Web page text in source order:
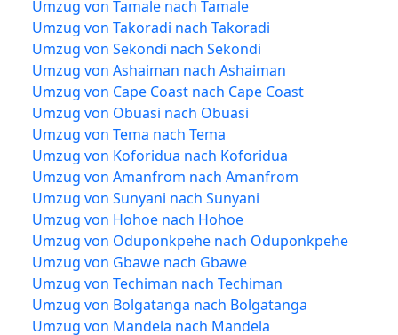
Umzug von Tamale nach Tamale
Umzug von Takoradi nach Takoradi
Umzug von Sekondi nach Sekondi
Umzug von Ashaiman nach Ashaiman
Umzug von Cape Coast nach Cape Coast
Umzug von Obuasi nach Obuasi
Umzug von Tema nach Tema
Umzug von Koforidua nach Koforidua
Umzug von Amanfrom nach Amanfrom
Umzug von Sunyani nach Sunyani
Umzug von Hohoe nach Hohoe
Umzug von Oduponkpehe nach Oduponkpehe
Umzug von Gbawe nach Gbawe
Umzug von Techiman nach Techiman
Umzug von Bolgatanga nach Bolgatanga
Umzug von Mandela nach Mandela